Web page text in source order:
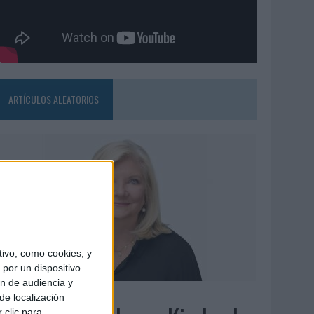
como cookies, y
un dispositivo
de audiencia y
localización
clic para
ARTÍCULOS ALEATORIOS